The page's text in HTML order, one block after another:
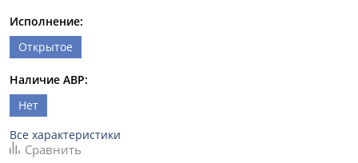
Исполнение:
Открытое
Наличие АВР:
Нет
Все характеристики
Сравнить